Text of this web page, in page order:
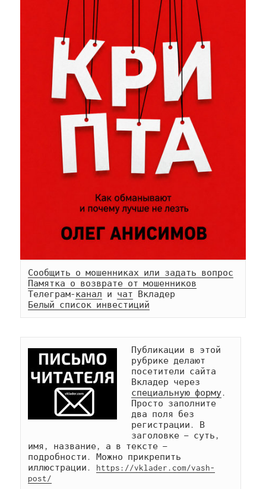
Сообщить о мошенниках или задать вопрос
Памятка о возврате от мошенников
Телеграм-канал и чат
Белый список инвестиций
Публикации в этой
рубрике делают
посетители сайта
специальную форму.
Просто заполните
два поля без
регистрации. В
заголовке — суть,
имя, название, а в тексте —
подробности. Можно прикрепить
иллюстрации. https://vklader.com/vash-
post/